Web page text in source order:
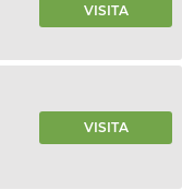
VISITA
VISITA